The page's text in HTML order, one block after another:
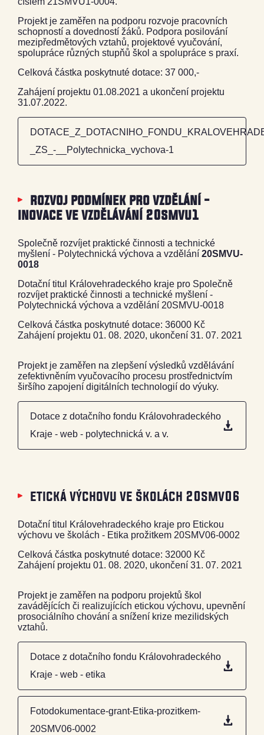
Projekt je zaměřen na podporu rozvoje pracovních
schopností a dovedností žáků. Podpora posilování
mezipředmětových vztahů, projektové vyučování,
spolupráce různých stupňů škol a spolupráce s praxí.
Celková částka poskytnuté dotace: 37 000,-
Zahájení projektu 01.08.2021 a ukončení projektu
31.07.2022.
_ZS_-__Polytechnicka_vychova-1
rozvoj podmínek pro vzdělání -
inovace ve vzdělávání 20smvu1
Společně rozvíjet praktické činnosti a technické
myšlení - Polytechnická výchova a vzdělání 20SMVU-
0018
Dotační titul Královehradeckého kraje pro Společně
rozvíjet praktické činnosti a technické myšlení -
Polytechnická výchova a vzdělání 20SMVU-0018
Celková částka poskytnuté dotace: 36000 Kč
Zahájení projektu 01. 08. 2020, ukončení 31. 07. 2021
Projekt je zaměřen na zlepšení výsledků vzdělávání
zefektivněním vyučovacího procesu prostřednictvím
širšího zapojení digitálních technologií do výuky.
Dotace z dotačního fondu Královohradeckého
Kraje - web - polytechnická v. a v.
etická výchovu ve školách 20smv06
Dotační titul Královehradeckého kraje pro Etickou
výchovu ve školách - Etika prožitkem 20SMV06-0002
Celková částka poskytnuté dotace: 32000 Kč
Zahájení projektu 01. 08. 2020, ukončení 31. 07. 2021
Projekt je zaměřen na podporu projektů škol
zavádějících či realizujících etickou výchovu, upevnění
prosociálního chování a snížení krize mezilidských
vztahů.
Dotace z dotačního fondu Královohradeckého
Kraje - web - etika
Fotodokumentace-grant-Etika-prozitkem-
20SMV06-0002